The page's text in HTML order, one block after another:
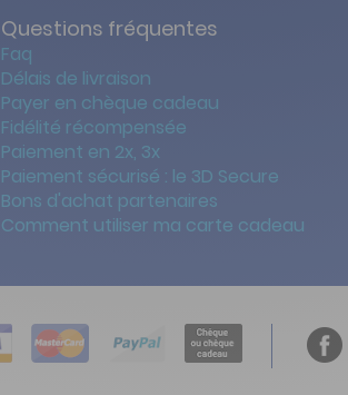
Questions fréquentes
Faq
Délais de livraison
Payer en chèque cadeau
Fidélité récompensée
Paiement en 2x, 3x
Paiement sécurisé : le 3D Secure
Bons d'achat partenaires
Comment utiliser ma carte cadeau